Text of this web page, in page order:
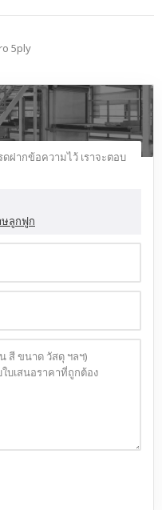
5ply
ากข้อความไว้ เราจะตอบ
ษลูกฟูก